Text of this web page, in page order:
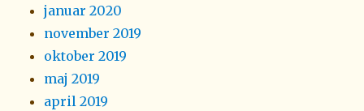
januar 2020
november 2019
oktober 2019
maj 2019
april 2019